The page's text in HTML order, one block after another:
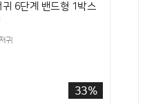
귀 6단계 밴드형 1박스
귀
33%